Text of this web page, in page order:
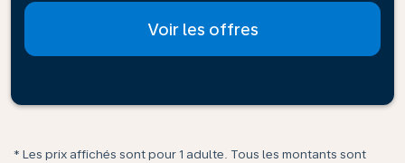
Voir les offres
* Les prix affichés sont pour 1 adulte. Tous les montants sont